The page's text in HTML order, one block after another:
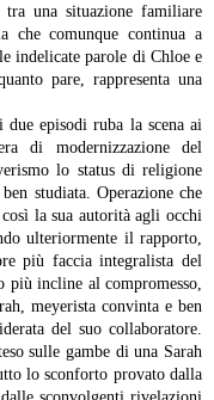
tra una situazione familiare
comunque continua a
indelicate parole di Chloe e
pare, rappresenta una
episodi ruba la scena ai
di modernizzazione del
lo status di religione
studiata. Operazione che
la sua autorità agli occhi
ulteriormente il rapporto,
più faccia integralista del
più incline al compromesso,
meyerista convinta e ben
del suo collaboratore.
sulle gambe di una Sarah
lo sconforto provato dalla